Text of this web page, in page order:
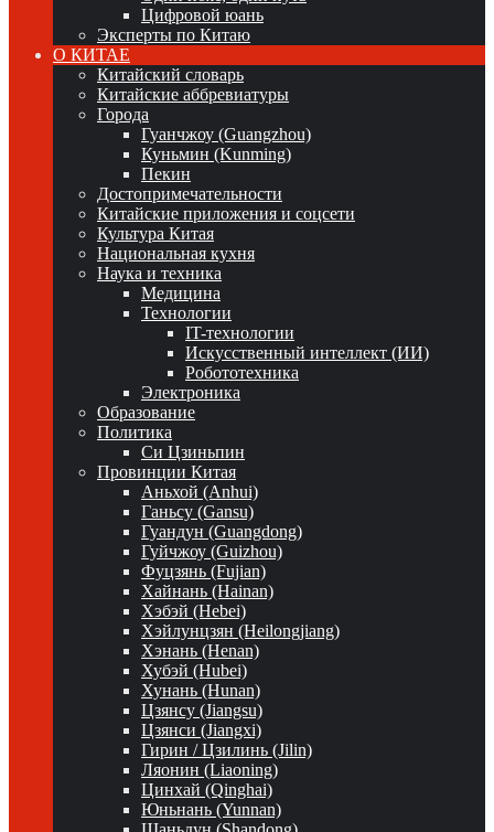
Цифровой юань
Эксперты по Китаю
О КИТАЕ
Китайский словарь
Китайские аббревиатуры
Города
Гуанчжоу (Guangzhou)
Куньмин (Kunming)
Пекин
Достопримечательности
Китайские приложения и соцсети
Культура Китая
Национальная кухня
Наука и техника
Медицина
Технологии
IT-технологии
Искусственный интеллект (ИИ)
Робототехника
Электроника
Образование
Политика
Си Цзиньпин
Провинции Китая
Аньхой (Anhui)
Ганьсу (Gansu)
Гуандун (Guangdong)
Гуйчжоу (Guizhou)
Фуцзянь (Fujian)
Хайнань (Hainan)
Хэбэй (Hebei)
Хэйлунцзян (Heilongjiang)
Хэнань (Henan)
Хубэй (Hubei)
Хунань (Hunan)
Цзянсу (Jiangsu)
Цзянси (Jiangxi)
Гирин / Цзилинь (Jilin)
Ляонин (Liaoning)
Цинхай (Qinghai)
Юньнань (Yunnan)